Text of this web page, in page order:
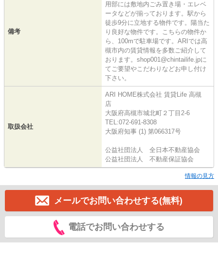
備考
用部には敷地内ごみ置き場・エレベ
ータなどが揃っております。駅から
徒歩9分に立地する物件です。陽当た
り良好な物件です。こちらの物件か
ら、100mで駐車場です。ARIでは高
槻市内の賃貸情報を多数ご紹介して
おります。shop001@chintailife.jpに
てご要望やこだわりなどお申し付け
下さい。
取扱会社
ARI HOME株式会社 賃貸Life 高槻
店
大阪府高槻市城北町２丁目2-6
TEL:072-691-8308
大阪府知事 (1) 第066317号
公益社団法人 全日本不動産協会
公益社団法人 不動産保証協会
情報の見方
メールでお問い合わせする(無料)
電話でお問い合わせする